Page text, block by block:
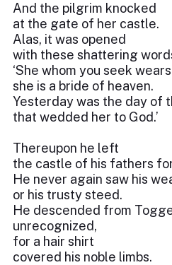
And the pilgrim knocked
at the gate of her castle.
Alas, it was opened
with these shattering
‘She whom you seek
she is a bride of heaven.
Yesterday was the day of
that wedded her to God.’
Thereupon he left
the castle of his fathers
He never again saw his
or his trusty steed.
He descended from
unrecognized,
for a hair shirt
covered his noble limbs.